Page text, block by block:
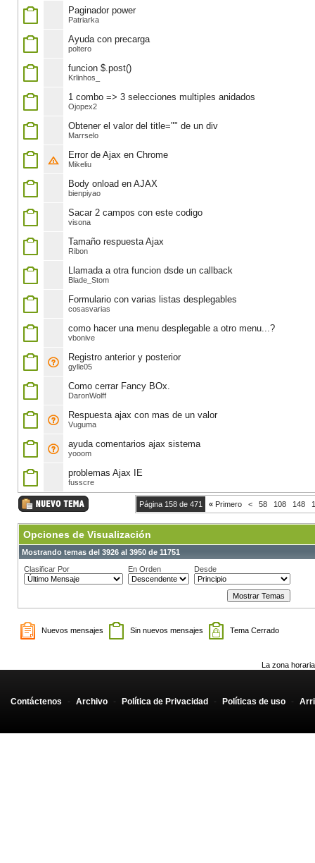
Paginador power
Patriarka
Ayuda con precarga
poltero
funcion $.post()
Krlinhos_
1 combo => 3 selecciones multiples anidados
Ojopex2
Obtener el valor del title="" de un div
Marrselo
Error de Ajax en Chrome
Mikeliu
Body onload en AJAX
bienpiyao
Sacar 2 campos con este codigo
visona
Tamaño respuesta Ajax
Ribon
Llamada a otra funcion dsde un callback
Blade_Stom
Formulario con varias listas desplegables
cosasvarias
como hacer una menu desplegable a otro menu...?
vbonive
Registro anterior y posterior
gylle05
Como cerrar Fancy BOx.
DaronWolff
Respuesta ajax con mas de un valor
Vuguma
ayuda comentarios ajax sistema
yooom
problemas Ajax IE
fusscre
Página 158 de 471 « Primero < 58 108 148
Opciones de Visualización
Mostrando temas del 3926 al 3950 de 11751
Clasificar Por
En Orden Desde
Nuevos mensajes Sin nuevos mensajes Tema Cerrado
La zona
Contáctenos - Archivo - Política de Privacidad - Políticas de uso -